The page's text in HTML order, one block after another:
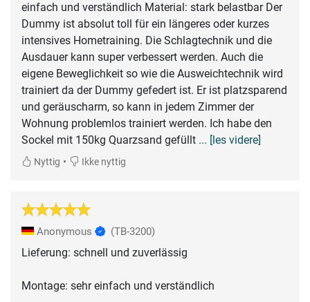
einfach und verständlich Material: stark belastbar Der
Dummy ist absolut toll für ein längeres oder kurzes
intensives Hometraining. Die Schlagtechnik und die
Ausdauer kann super verbessert werden. Auch die
eigene Beweglichkeit so wie die Ausweichtechnik wird
trainiert da der Dummy gefedert ist. Er ist platzsparend
und geräuscharm, so kann in jedem Zimmer der
Wohnung problemlos trainiert werden. Ich habe den
Sockel mit 150kg Quarzsand gefüllt ... [les videre]
Nyttig • Ikke nyttig
Anonymous (TB-3200)
Lieferung: schnell und zuverlässig
Montage: sehr einfach und verständlich